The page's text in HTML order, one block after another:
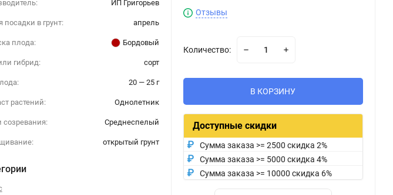
ИП Григорьев
посадки в грунт: апрель
плода: Бордовый
гибрид: сорт
20 — 25 г
растений: Однолетник
созревания: Среднеспелый
открытый грунт
Отзывы
Количество:
В КОРЗИНУ
Доступные скидки
Сумма заказа >= 2500 скидка 2%
Сумма заказа >= 5000 скидка 4%
Сумма заказа >= 10000 скидка 6%